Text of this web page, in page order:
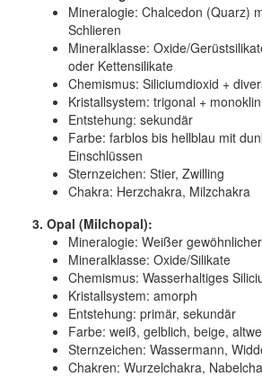
Mineralogie: Chalcedon (Quarz)
Schlieren
Mineralklasse: Oxide/
oder Kettensilikate
Chemismus: Siliciumdioxid +
Kristallsystem: trigonal + monoklin
Entstehung: sekundär
Farbe: farblos bis hellblau mit
Einschlüssen
Sternzeichen: Stier, Zwilling
Chakra: Herzchakra, Milzchakra
3. Opal (Milchopal):
Mineralogie: Weißer
Mineralklasse: Oxide/Silikate
Chemismus: Wasserhaltiges
Kristallsystem: amorph
Entstehung: primär, sekundär
Farbe: weiß, gelblich, beige,
Sternzeichen: Wassermann,
Chakren: Wurzelchakra,